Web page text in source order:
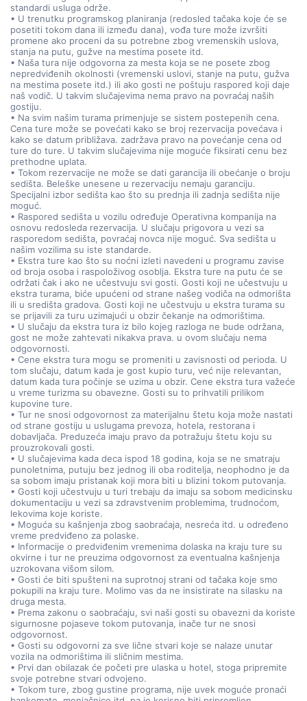
standardi usluga održe.
• U trenutku programskog planiranja (redosled tačaka koje će se
posetiti tokom dana ili između dana), vođa ture može izvršiti
promene ako proceni da su potrebne zbog vremenskih uslova,
stanja na putu, gužve na mestima posete itd.
• Naša tura nije odgovorna za mesta koja se ne posete zbog
nepredviđenih okolnosti (vremenski uslovi, stanje na putu, gužva
na mestima posete itd.) ili ako gosti ne poštuju raspored koji daje
naš vodič. U takvim slučajevima nema pravo na povraćaj naših
gostiju.
• Na svim našim turama primenjuje se sistem postepenih cena.
Cena ture može se povećati kako se broj rezervacija povećava i
kako se datum približava. zadržava pravo na povećanje cena od
ture do ture. U takvim slučajevima nije moguće fiksirati cenu bez
prethodne uplata.
• Tokom rezervacije ne može se dati garancija ili obećanje o broju
sedišta. Beleške unesene u rezervaciju nemaju garanciju.
Specijalni izbor sedišta kao što su prednja ili zadnja sedišta nije
moguć.
• Raspored sedišta u vozilu određuje Operativna kompanija na
osnovu redosleda rezervacija. U slučaju prigovora u vezi sa
rasporedom sedišta, povraćaj novca nije moguć. Sva sedišta u
našim vozilima su iste standarde.
• Ekstra ture kao što su noćni izleti navedeni u programu zavise
od broja osoba i raspoloživog osoblja. Ekstra ture na putu će se
održati čak i ako ne učestvuju svi gosti. Gosti koji ne učestvuju u
ekstra turama, biće upućeni od strane našeg vodiča na odmorišta
ili u središta gradova. Gosti koji ne učestvuju u ekstra turama su
se prijavili za turu uzimajući u obzir čekanje na odmorištima.
• U slučaju da ekstra tura iz bilo kojeg razloga ne bude održana,
gost ne može zahtevati nikakva prava. u ovom slučaju nema
odgovornosti.
• Cene ekstra tura mogu se promeniti u zavisnosti od perioda. U
tom slučaju, datum kada je gost kupio turu, već nije relevantan,
datum kada tura počinje se uzima u obzir. Cene ekstra tura važeće
u vreme turizma su obavezne. Gosti su to prihvatili prilikom
kupovine ture.
• Tur ne snosi odgovornost za materijalnu štetu koja može nastati
od strane gostiju u uslugama prevoza, hotela, restorana i
dobavljača. Preduzeća imaju pravo da potražuju štetu koju su
prouzrokovali gosti.
• U slučajevima kada deca ispod 18 godina, koja se ne smatraju
punoletnima, putuju bez jednog ili oba roditelja, neophodno je da
sa sobom imaju pristanak koji mora biti u blizini tokom putovanja.
• Gosti koji učestvuju u turi trebaju da imaju sa sobom medicinsku
dokumentaciju u vezi sa zdravstvenim problemima, trudnoćom,
lekovima koje koriste.
• Moguća su kašnjenja zbog saobraćaja, nesreća itd. u određeno
vreme predviđeno za polaske.
• Informacije o predviđenim vremenima dolaska na kraju ture su
okvirne i tur ne preuzima odgovornost za eventualna kašnjenja
uzrokovana višom silom.
• Gosti će biti spušteni na suprotnoj strani od tačaka koje smo
pokupili na kraju ture. Molimo vas da ne insistirate na silasku na
druga mesta.
• Prema zakonu o saobraćaju, svi naši gosti su obavezni da koriste
sigurnosne pojaseve tokom putovanja, inače tur ne snosi
odgovornost.
• Gosti su odgovorni za sve lične stvari koje se nalaze unutar
vozila na odmorištima ili sličnim mestima.
• Prvi dan obilazak će početi pre ulaska u hotel, stoga pripremite
svoje potrebne stvari odvojeno.
• Tokom ture, zbog gustine programa, nije uvek moguće pronaći